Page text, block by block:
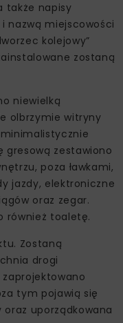
także napisy
i nazwą miejscowości
kolejowy”
zostaną
niewielką
olbrzymie witryny
gresową zestawiono
poza ławkami,
jazdy, elektroniczne
oraz zegar.
również toaletę.
Zostaną
drogi
tym pojawią się
uporządkowana